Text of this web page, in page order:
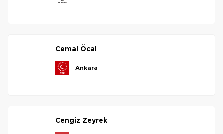
cemal öcal
ankara
cengiz zeyrek